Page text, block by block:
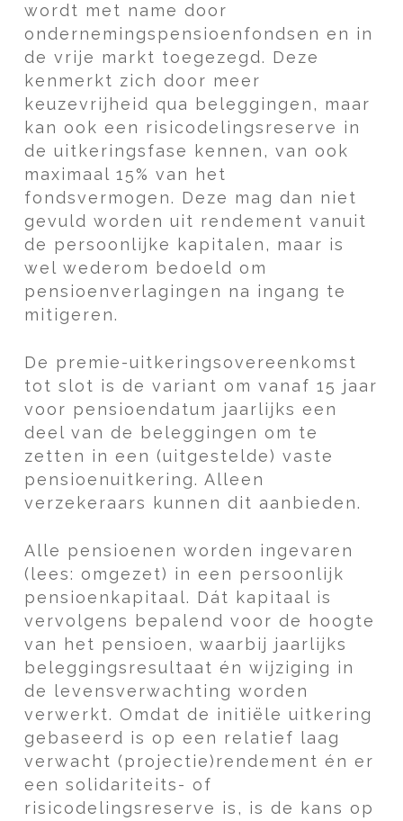
wordt met name door
ondernemingspensioenfondsen en in
de vrije markt toegezegd. Deze
kenmerkt zich door meer
keuzevrijheid qua beleggingen, maar
kan ook een risicodelingsreserve in
de uitkeringsfase kennen, van ook
maximaal 15% van het
fondsvermogen. Deze mag dan niet
gevuld worden uit rendement vanuit
de persoonlijke kapitalen, maar is
wel wederom bedoeld om
pensioenverlagingen na ingang te
mitigeren.
De premie-uitkeringsovereenkomst
tot slot is de variant om vanaf 15 jaar
voor pensioendatum jaarlijks een
deel van de beleggingen om te
zetten in een (uitgestelde) vaste
pensioenuitkering. Alleen
verzekeraars kunnen dit aanbieden.
Alle pensioenen worden ingevaren
(lees: omgezet) in een persoonlijk
pensioenkapitaal. Dát kapitaal is
vervolgens bepalend voor de hoogte
van het pensioen, waarbij jaarlijks
beleggingsresultaat én wijziging in
de levensverwachting worden
verwerkt. Omdat de initiële uitkering
gebaseerd is op een relatief laag
verwacht (projectie)rendement én er
een solidariteits- of
risicodelingsreserve is, is de kans op